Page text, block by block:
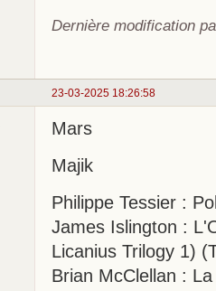
Dernière modification
23-03-2025 18:26:58
Mars
Majik
Philippe Tessier :
James Islington :
Licanius Trilogy 1)
Brian McClellan :